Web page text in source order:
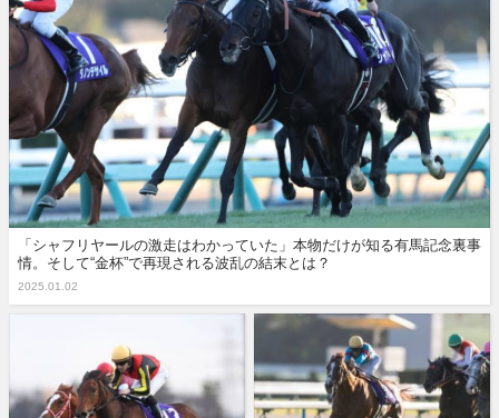
「シャフリヤールの激走はわかっていた」本物だけが知る有馬記念裏事
情。そして“金杯”で再現される波乱の結末とは？
2025.01.02